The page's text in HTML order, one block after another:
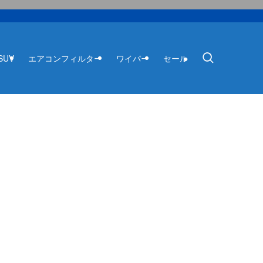
エアコンフィルター ワイパー セール